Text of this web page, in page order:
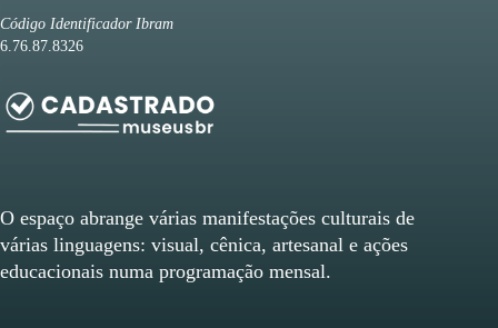
Código Identificador Ibram
6.76.87.8326
O espaço abrange várias manifestações culturais de
várias linguagens: visual, cênica, artesanal e ações
educacionais numa programação mensal.